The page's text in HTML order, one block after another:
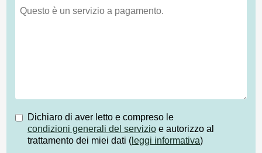
Dichiaro di aver letto e compreso le
condizioni generali del servizio e autorizzo al
trattamento dei miei dati ( leggi informativa)